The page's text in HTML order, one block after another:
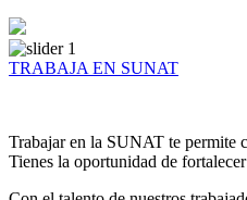
TRABAJA EN SUNAT
Trabajar en la SUNAT te permite
Tienes la oportunidad de